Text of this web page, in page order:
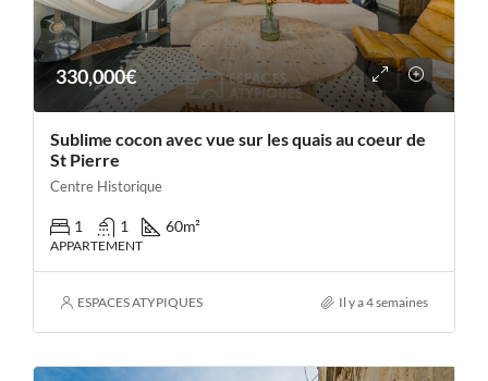
330,000€
Sublime cocon avec vue sur les quais au coeur de
St Pierre
Centre Historique
1 1 60m²
APPARTEMENT
ESPACES ATYPIQUES Il y a 4 semaines